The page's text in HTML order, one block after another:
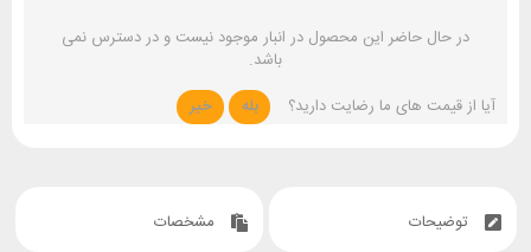
در حال حاضر این محصول در انبار موجود نیست و در دسترس نمی
باشد.
آیا از قیمت های ما رضایت دارید؟
بله خیر
توضیحات مشخصات